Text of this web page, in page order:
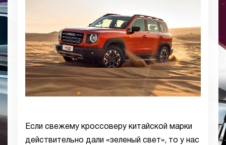
Если свежему кроссоверу китайской марки
действительно дали «зеленый свет», то у нас